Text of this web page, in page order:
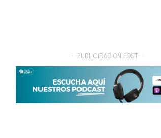
- PUBLICIDAD ON POST -